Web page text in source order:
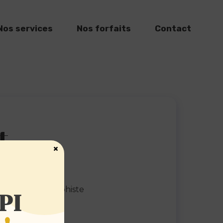
services Nos forfaits Contact
Graphiste
×